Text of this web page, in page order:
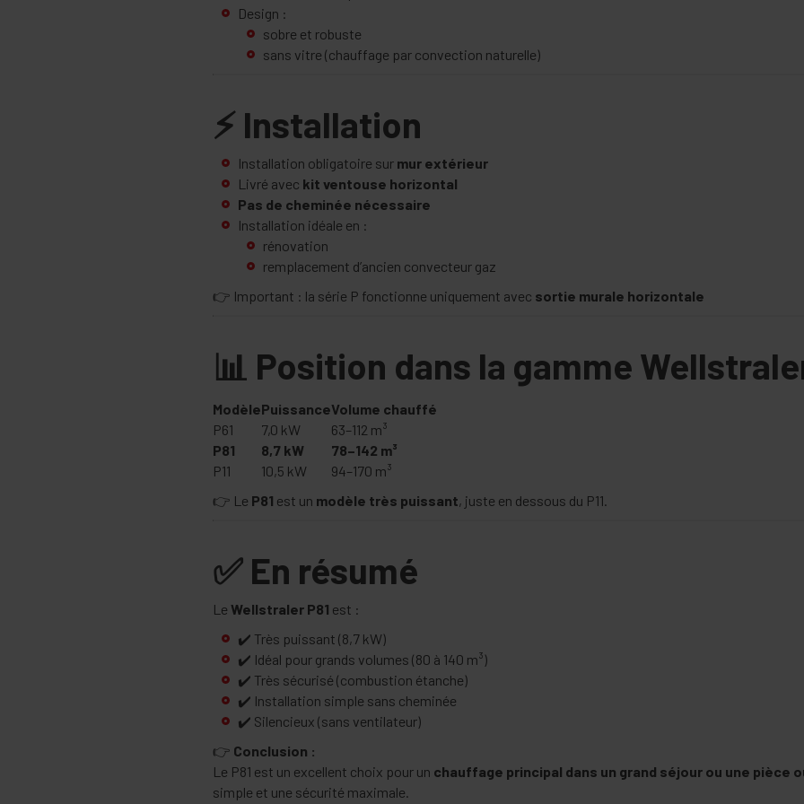
Design :
sobre et robuste
sans vitre (chauffage par convection naturelle)
⚡ Installation
Installation obligatoire sur mur extérieur
Livré avec kit ventouse horizontal
Pas de cheminée nécessaire
Installation idéale en :
rénovation
remplacement d’ancien convecteur gaz
👉 Important : la série P fonctionne uniquement avec sortie murale horizontale
📊 Position dans la gamme
ModèlePuissanceVolume chauffé
P61
7,0 kW
63–112 m³
P81
8,7 kW
78–142 m³
P11
10,5 kW
94–170 m³
👉 Le P81 est un modèle très puissant, juste en dessous du P11.
✅ En résumé
Le Wellstraler P81 est :
✔️ Très puissant (8,7 kW)
✔️ Idéal pour grands volumes (80 à 140 m³)
✔️ Très sécurisé (combustion étanche)
✔️ Installation simple sans cheminée
✔️ Silencieux (sans ventilateur)
👉 Conclusion :
Le P81 est un excellent choix pour un chauffage principal dans un grand séjour ou une pièce
simple et une sécurité maximale.